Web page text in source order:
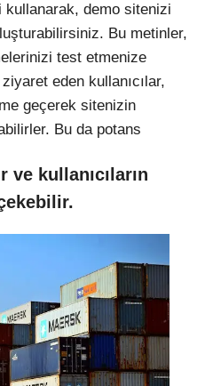
kullanarak, demo sitenizi
Bu metinler,
test etmenize
eden kullanıcılar,
geçerek sitenizin
Bu da potans
kullanıcıların